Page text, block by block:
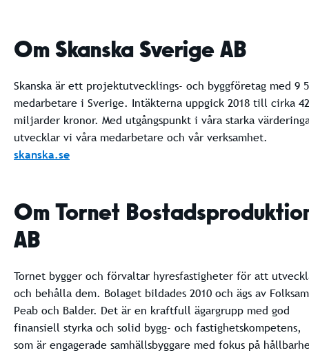
Om Skanska Sverige AB
Skanska är ett projektutvecklings- och byggföretag med 9
medarbetare i Sverige. Intäkterna uppgick 2018 till cirka 42
miljarder kronor. Med utgångspunkt i våra starka
utvecklar vi våra medarbetare och vår verksamhet.
skanska.se
Om Tornet
AB
Tornet bygger och förvaltar hyresfastigheter för att
och behålla dem. Bolaget bildades 2010 och ägs av
Peab och Balder. Det är en kraftfull ägargrupp med god
finansiell styrka och solid bygg- och fastighetskompetens,
som är engagerade samhällsbyggare med fokus på